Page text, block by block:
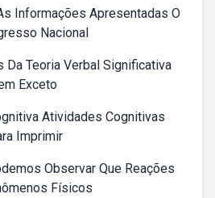
Informações Apresentadas O
Nacional
Da Teoria Verbal Significativa
Exceto
Atividades Cognitivas
Imprimir
Observar Que Reações
Físicos